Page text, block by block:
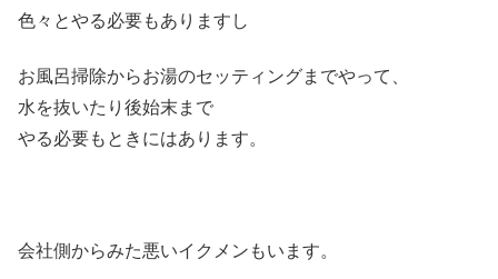
色々とやる必要もありますし
お風呂掃除からお湯のセッティングまでやって、
水を抜いたり後始末まで
やる必要もときにはあります。
会社側からみた悪いイクメンもいます。